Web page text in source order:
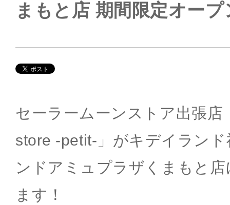
まもと店 期間限定オープ
セーラームーンストア出張店
store -petit-」がキデイラン
ンドアミュプラザくまもと
ます！